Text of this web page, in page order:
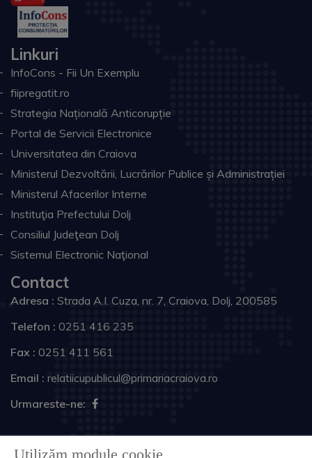
Linkuri
InfoCons - Fii Un Exemplu
fiipregatit.ro
Strategia Națională Anticorupție
Portal de Servicii Electronice
Universitatea din Craiova
Ministerul Dezvoltării, Lucrărilor Publice și Administrației
Ministerul Afacerilor Interne
Instituţia Prefectului Dolj
Consiliul Judeţean Dolj
Sistemul Electronic Naţional
Contact
Adresa : Strada A.I. Cuza, nr. 7, Craiova, Dolj, 200585
Telefon : 0251 416 235
Fax : 0251 411 561
Email : relatiicupublicul@primariacraiova.ro
Urmareste-ne:
Utilizăm module cookie